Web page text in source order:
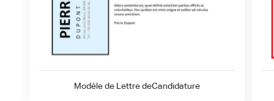
Modèle de Lettre deCandidature